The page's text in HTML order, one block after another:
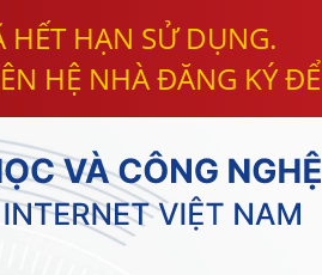
HẾT HẠN SỬ DỤNG.
HỆ NHÀ ĐĂNG KÝ